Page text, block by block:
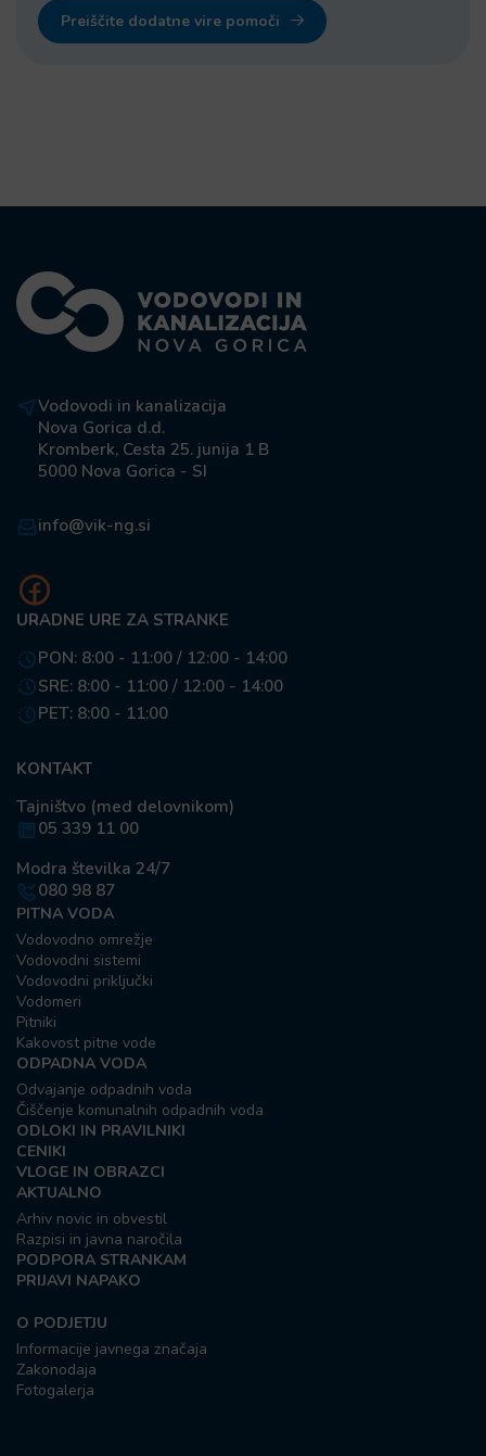
Preiščite dodatne vire pomoči
Vodovodi in kanalizacija
Nova Gorica d.d.
Kromberk, Cesta 25. junija 1 B
5000 Nova Gorica - SI
info@vik-ng.si
URADNE URE ZA STRANKE
PON: 8:00 - 11:00 / 12:00 - 14:00
SRE: 8:00 - 11:00 / 12:00 - 14:00
PET: 8:00 - 11:00
KONTAKT
Tajništvo (med delovnikom)
05 339 11 00
Modra številka 24/7
080 98 87
PITNA VODA
Vodovodno omrežje
Vodovodni sistemi
Vodovodni priključki
Vodomeri
Pitniki
Kakovost pitne vode
ODPADNA VODA
Odvajanje odpadnih voda
Čiščenje komunalnih odpadnih voda
ODLOKI IN PRAVILNIKI
CENIKI
VLOGE IN OBRAZCI
AKTUALNO
Arhiv novic in obvestil
Razpisi in javna naročila
PODPORA STRANKAM
PRIJAVI NAPAKO
O PODJETJU
Informacije javnega značaja
Zakonodaja
Fotogalerja